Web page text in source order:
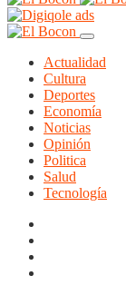
Actualidad
Cultura
Deportes
Economía
Noticias
Opinión
Politica
Salud
Tecnología